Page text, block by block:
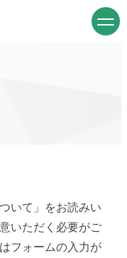
いて」をお読みい
いただく必要がご
フォームの入力が